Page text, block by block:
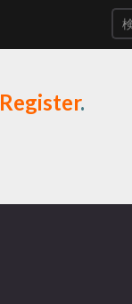
Register.